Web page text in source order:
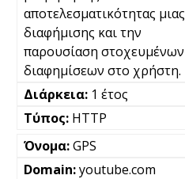
αποτελεσματικότητας μιας
διαφήμισης και την
παρουσίαση στοχευμένων
διαφημίσεων στο χρήστη.
1 έτος
HTTP
GPS
youtube.com